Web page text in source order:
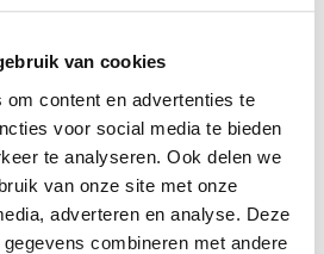
van cookies
om content en advertenties te
voor social media te bieden
te analyseren. Ook delen we
van onze site met onze
adverteren en analyse. Deze
combineren met andere